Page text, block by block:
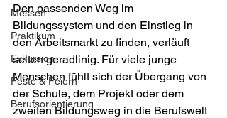
Messen
Praktikum
Exkursion
Feste & Feiern
Berufsorientierung
Den passenden Weg im
Bildungssystem und den Einstieg in
den Arbeitsmarkt zu finden, verläuft
selten geradlinig. Für viele junge
Menschen fühlt sich der Übergang von
der Schule, dem Projekt oder dem
zweiten Bildungsweg in die Berufswelt